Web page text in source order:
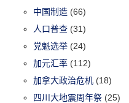
中国制造 (66)
人口普查 (31)
党魁选举 (24)
加元汇率 (112)
加拿大政治危机 (18)
四川大地震周年祭 (25)